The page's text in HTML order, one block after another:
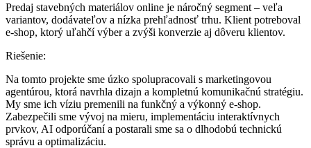
Predaj stavebných materiálov online je náročný segment – veľa
variantov, dodávateľov a nízka prehľadnosť trhu. Klient potreboval
e-shop, ktorý uľahčí výber a zvýši konverzie aj dôveru klientov.
Riešenie:
Na tomto projekte sme úzko spolupracovali s marketingovou
agentúrou, ktorá navrhla dizajn a kompletnú komunikačnú stratégiu.
My sme ich víziu premenili na funkčný a výkonný e-shop.
Zabezpečili sme vývoj na mieru, implementáciu interaktívnych
prvkov, AI odporúčaní a postarali sme sa o dlhodobú technickú
správu a optimalizáciu.